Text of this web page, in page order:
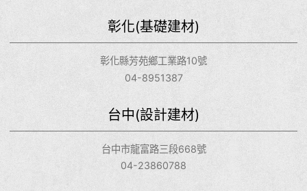
彰化(基礎建材)
彰化縣芳苑鄉工業路10號
04-8951387
台中(設計建材)
台中市龍富路三段668號
04-23860788